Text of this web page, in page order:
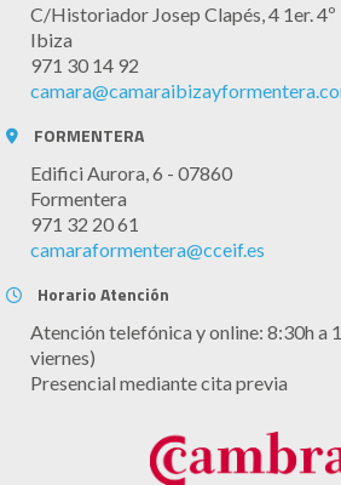
C/Historiador Josep Clapés, 4 1er.
Ibiza
971 30 14 92
FORMENTERA
Edifici Aurora, 6 - 07860
Formentera
971 32 20 61
camaraformentera@cceif.es
Horario Atención
Atención telefónica y online: 8:30h a
viernes)
Presencial mediante cita previa